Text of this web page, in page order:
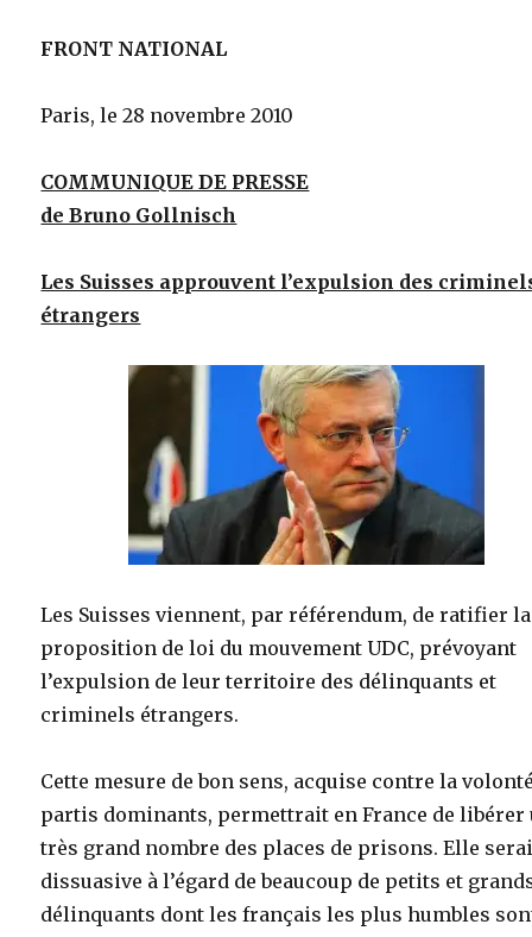
FRONT NATIONAL
Paris, le 28 novembre 2010
COMMUNIQUE DE PRESSE
de Bruno Gollnisch
Les Suisses approuvent l’expulsion des
étrangers
Les Suisses viennent, par référendum, de ratifier la
proposition de loi du mouvement UDC, prévoyant
l’expulsion de leur territoire des délinquants et
criminels étrangers.
Cette mesure de bon sens, acquise contre la
partis dominants, permettrait en France de libérer
très grand nombre des places de prisons. Elle
dissuasive à l’égard de beaucoup de petits et
délinquants dont les français les plus humbles